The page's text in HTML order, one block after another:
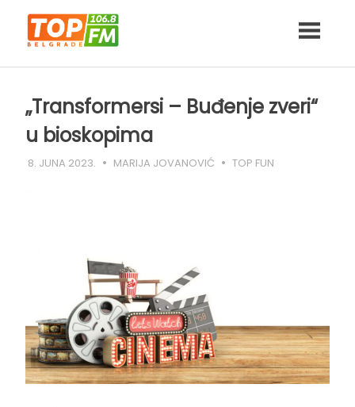
content
„Transformersi – Buđenje zveri“
u bioskopima
8. JUNA 2023. MARIJA JOVANOVIĆ TOP FUN